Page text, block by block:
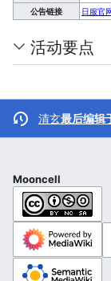
公告链接
日服官
活动要点
清玄最后编辑
Mooncell